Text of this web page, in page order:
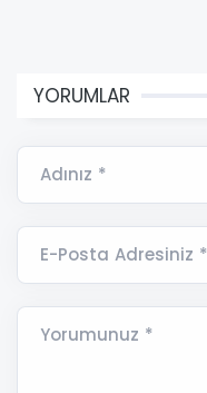
YORUMLAR
Adınız *
E-Posta Adresiniz *
Yorumunuz *